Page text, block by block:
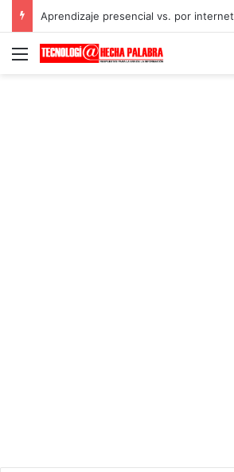
Aprendizaje presencial vs. por internet
Menú